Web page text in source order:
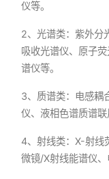
仪等。
2、光谱类：紫外分
吸收光谱仪、原子
谱仪等。
3、质谱类：电感耦
仪、液相色谱质谱联
4、射线类：X-射线
微镜/X射线能谱仪、